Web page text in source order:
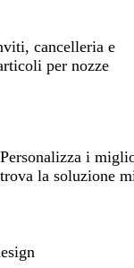
cancelleria e
per nozze
Personalizza i
trova la soluzione